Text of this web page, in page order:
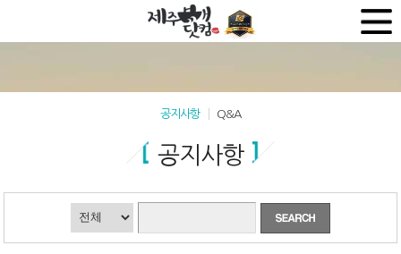
공지사항 Q&A
공지사항